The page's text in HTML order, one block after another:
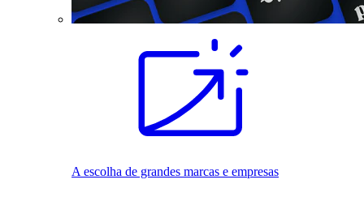
A escolha de grandes marcas e empresas